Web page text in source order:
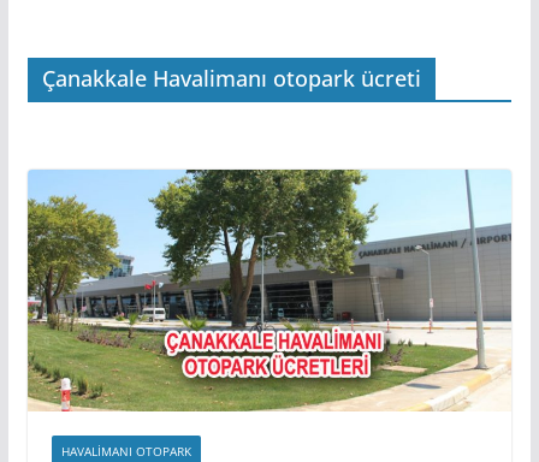
Çanakkale Havalimanı otopark ücreti
HAVALIMANI OTOPARK